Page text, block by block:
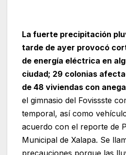
La fuerte precipitación
tarde de ayer provocó
de energía eléctrica en
ciudad; 29 colonias
de 48 viviendas con
el gimnasio del Fovissste
temporal, así como
acuerdo con el reporte de
Municipal de Xalapa. Se